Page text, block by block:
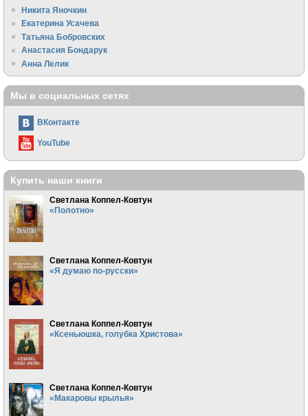
Никита Яночкин
Екатерина Усачева
Татьяна Бобровских
Анастасия Бондарук
Анна Лелик
Мы в социальных сетях
ВКонтакте
YouTube
Купить наши книги
Светлана Коппел-Ковтун
«Полотно»
Светлана Коппел-Ковтун
«Я думаю по-русски»
Светлана Коппел-Ковтун
«Ксеньюшка, голубка Христова»
Светлана Коппел-Ковтун
«Макаровы крылья»